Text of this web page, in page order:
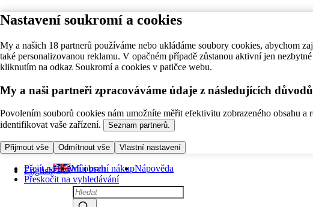
Nastavení soukromí a cookies
My a našich 18 partnerů používáme nebo ukládáme soubory cookies, abychom
také personalizovanou reklamu. V opačném případě zůstanou aktivní jen
kliknutím na odkaz Soukromí a cookies v patičce webu.
My a naši partneři zpracováváme údaje z následujících důvodů
Povolením souborů cookies nám umožníte měřit efektivitu zobrazeného obsahu
identifikovat vaše zařízení.
Seznam partnerů.
Přijmout vše Odmítnout vše Vlastní nastavení
Přejít na hlavní obsah
Přeskočit na vyhledávání
English Můj první nákupNápověda